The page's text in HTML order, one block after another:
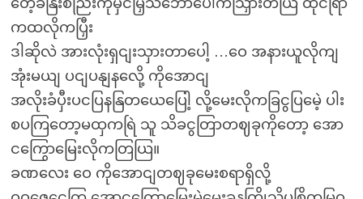
တေဲ့ခနြးစညြးကိုမှငမြှသဘောပေါကသြှားတယြ ထိုငရြာ
ကထလိုကပြှီး
ဒါဆိုလဲ အားလုံးရှငျးသှားတာပေါ့ …ဝေ အနားယူလိုကျ
အုံးမယျ ပငျပနျနလေို့ ကိုအောငျ
အလိုးခံပှီးပငပြနနြတယေပြေါ့ လို့မေးလိုကခြငွပြမေဲ့ ပါး
စပကြတော့မထှကရြဲ သူ သိခငွတြာတဈခုကိုတော့ အော
ငကြွောမြေးလိုကတြယြ။
ခဏလေး ဝေ ကိုအောငျတဈခုမေးစရာရှိလို့